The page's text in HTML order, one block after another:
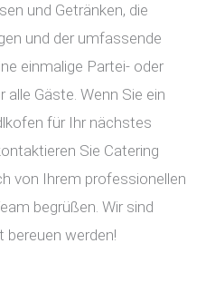
und Getränken, die
und der umfassende
einmalige Partei- oder
Gäste. Wenn Sie ein
für Ihr nächstes
Sie Catering
von Ihrem professionellen
begrüßen. Wir sind
bereuen werden!